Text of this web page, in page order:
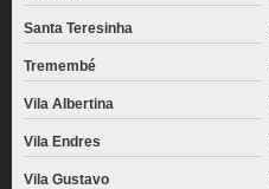
Santa Teresinha
Tremembé
Vila Albertina
Vila Endres
Vila Gustavo